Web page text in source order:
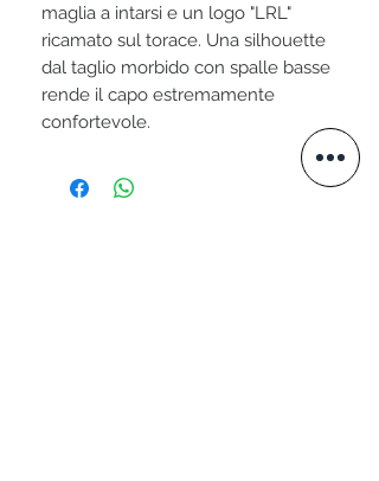
maglia a intarsi e un logo "LRL"
ricamato sul torace. Una silhouette
dal taglio morbido con spalle basse
rende il capo estremamente
confortevole.